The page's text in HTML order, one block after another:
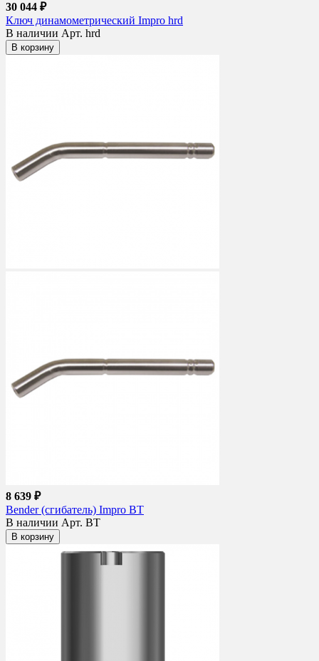
30 044 ₽
Ключ динамометрический Impro hrd
В наличии Арт. hrd
В корзину
8 639 ₽
Bender (сгибатель) Impro BT
В наличии Арт. BT
В корзину